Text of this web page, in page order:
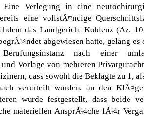
Eine Verlegung in eine
eine vollstÃ¤ndige
das Landgericht Koblenz (Az.
abgewiesen hatte, gelang
nach einer
und Vorlage von mehreren
dass sowohl die Beklagte zu 1,
verurteilt wurden, an den
wurde festgestellt, dass beide
materiellen AnsprÃ¼che fÃ¼r